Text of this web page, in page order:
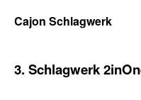
Cajon Schlagwerk
3. Schlagwerk